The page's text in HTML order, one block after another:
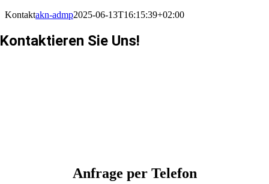
Kontaktakn-admp2025-06-13T16:15:39+02:00
Kontaktieren Sie Uns!
Anfrage per Telefon